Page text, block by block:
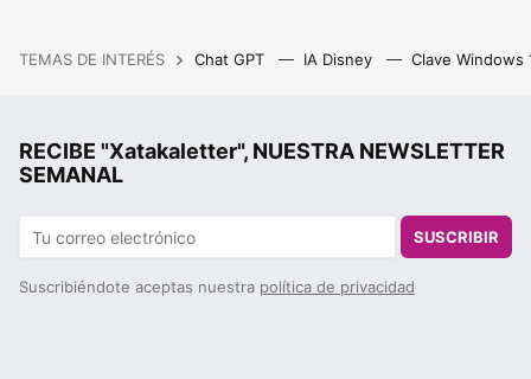
TEMAS DE INTERÉS Chat GPT IA Disney Clave Windows
RECIBE "Xatakaletter", NUESTRA NEWSLETTER
SEMANAL
SUSCRIBIR
Suscribiéndote aceptas nuestra política de privacidad